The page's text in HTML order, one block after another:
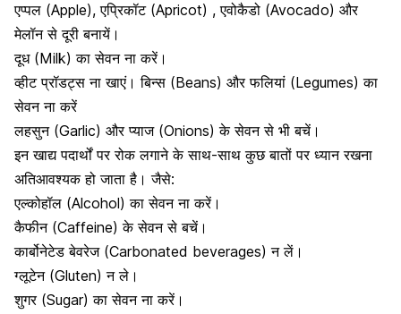
एप्पल (Apple), एप्रिकॉट (Apricot) ,एवोकैडो (Avocado) और
मेलॉन से दूरी बनायें।
दूध (Milk) का सेवन ना करें।
व्हीट प्रॉडट्स ना खाएं। बिन्स (Beans) और फलियां (Legumes) का
सेवन ना करें
लहसुन(Garlic) और प्याज (Onions) के सेवन से भी बचें।
इन खाद्य पदार्थों पर रोक लगाने के साथ-साथ कुछ बातों पर ध्यान रखना
अतिआवश्यक हो जाता है। जैसे:
एल्कोहॉल (Alcohol) का सेवन ना करें।
कैफीन (Caffeine) के सेवन से बचें।
कार्बोनेटेड बेवरेज (Carbonated beverages) न लें।
ग्लूटेन (Gluten) न ले।
शुगर (Sugar) का सेवन ना करें।